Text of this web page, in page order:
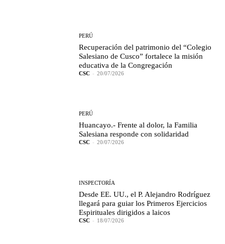
PERÚ
Recuperación del patrimonio del “Colegio
Salesiano de Cusco” fortalece la misión
educativa de la Congregación
CSC - 20/07/2026
PERÚ
Huancayo.- Frente al dolor, la Familia
Salesiana responde con solidaridad
CSC - 20/07/2026
INSPECTORÍA
Desde EE. UU., el P. Alejandro Rodríguez
llegará para guiar los Primeros Ejercicios
Espirituales dirigidos a laicos
CSC - 18/07/2026